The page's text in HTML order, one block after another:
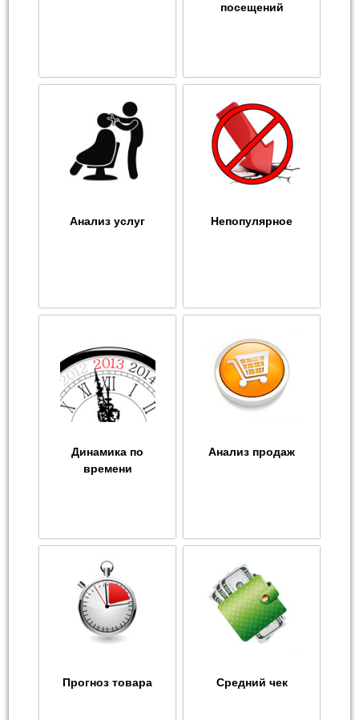
посещений
Анализ услуг Непопулярное
Динамика по
времени
Анализ продаж
Прогноз товара Средний чек